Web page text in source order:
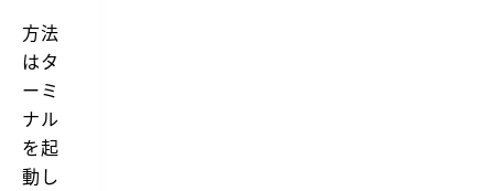
方法
はタ
ーミ
ナル
を起
動し